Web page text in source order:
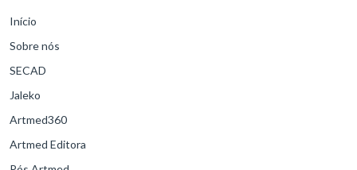
Início
Sobre nós
SECAD
Jaleko
Artmed360
Artmed Editora